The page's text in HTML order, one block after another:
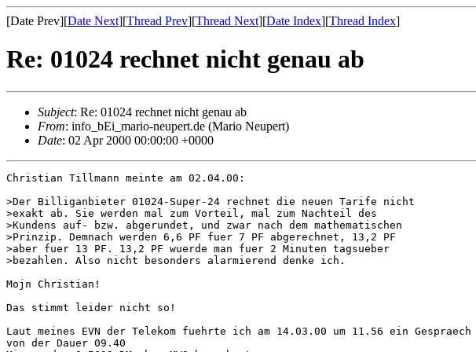
[Date Prev][Date Next][Thread Prev][Thread Next][Date Index][Thread Index]
Re: 01024 rechnet nicht genau ab
Subject: Re: 01024 rechnet nicht genau ab
From: info_bEi_mario-neupert.de (Mario Neupert)
Date: 02 Apr 2000 00:00:00 +0000
Christian Tillmann meinte am 02.04.00:
>Der Billiganbieter 01024-Super-24 rechnet die neuen Tarife nicht
>exakt ab. Sie werden mal zum Vorteil, mal zum Nachteil des
>Kundens auf- bzw. abgerundet, und zwar nach dem mathematischen
>Prinzip. Demnach werden 6,6 PF fuer 7 PF abgerechnet, 13,2 PF
>aber fuer 13 PF. 13,2 PF wuerde man fuer 2 Minuten tagsueber
>bezahlen. Also nicht besonders alarmierend denke ich.
Mojn Christian!
Das stimmt leider nicht so!
Laut meines EVN der Telekom fuehrte ich am 14.03.00 um 11.56 ein
von der Dauer 09.40